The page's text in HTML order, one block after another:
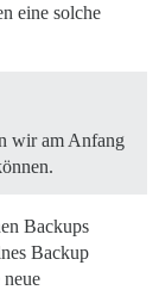
eine solche
wir am Anfang
Backups
Backup